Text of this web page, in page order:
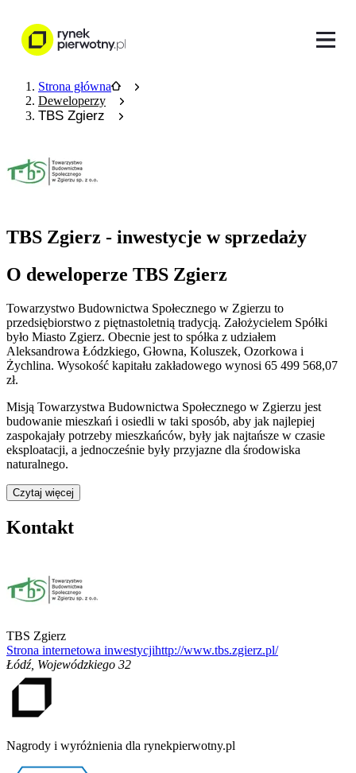
Strona główna
Deweloperzy
TBS Zgierz
TBS Zgierz - inwestycje w sprzedaży
O deweloperze TBS Zgierz
Towarzystwo Budownictwa Społecznego w Zgierzu to
przedsiębiorstwo z piętnastoletnią tradycją. Założycielem Spółki
było Miasto Zgierz. Obecnie jest to spółka z udziałem
Aleksandrowa Łódzkiego, Głowna, Koluszek, Ozorkowa i
Żychlina. Wysokość kapitału zakładowego wynosi 65 499 568,07
zł.
Misją Towarzystwa Budownictwa Społecznego w Zgierzu jest
budowanie mieszkań i osiedli w taki sposób, aby jak najlepiej
zaspokajały potrzeby mieszkańców, były jak najtańsze w czasie
eksploatacji, a jednocześnie były przyjazne dla środowiska
naturalnego.
Czytaj więcej
Kontakt
TBS Zgierz
Strona internetowa inwestycjihttp://www.tbs.zgierz.pl/
Łódź, Wojewódzkiego 32
Nagrody i wyróżnienia dla rynekpierwotny.pl